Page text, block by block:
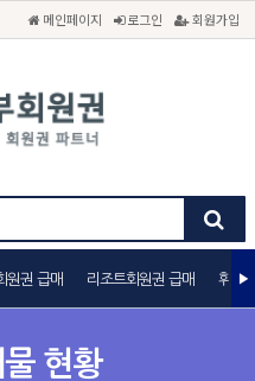
메인페이지 로그인 회원가입
현황
원권 급매 리조트회원권 급매 휘트